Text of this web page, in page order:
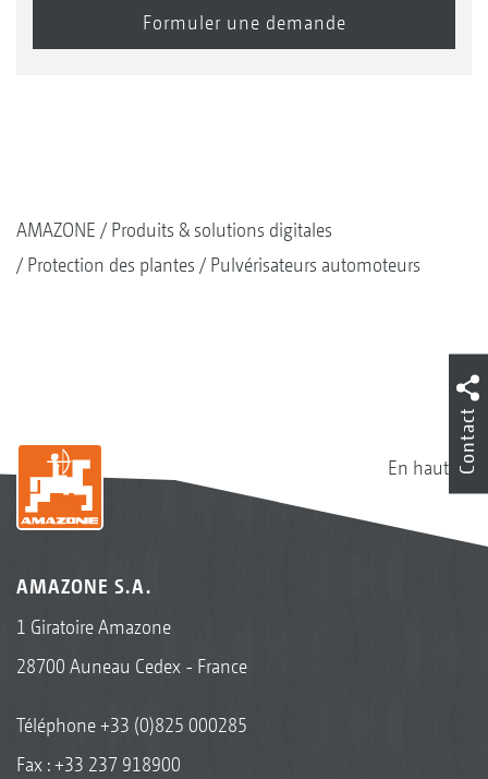
AMAZONE
Produits & solutions digitales
Protection des plantes
Pulvérisateurs automoteurs
En haut
AMAZONE S.A.
1 Giratoire Amazone
28700 Auneau Cedex - France
Téléphone+33 (0)825 000285
Fax : +33 237 918900
Contact